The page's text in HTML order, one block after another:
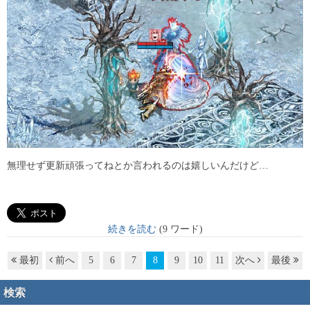
無理せず更新頑張ってねとか言われるのは嬉しいんだけど…
続きを読む(9 ワード)
最初 前へ 5 6 7 8 9 10 11 次へ 最後
検索